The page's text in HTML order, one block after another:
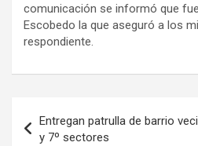
comunicación se informó que
Escobedo la que aseguró a los
respondiente.
de
Entregan patrulla de barrio
y 7º sectores